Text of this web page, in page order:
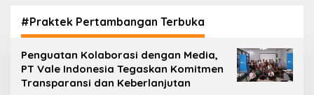
Keuangan Tetap
Terjaga
#Praktek Pertambangan Terbuka
Penguatan Kolaborasi dengan Media,
PT Vale Indonesia Tegaskan Komitmen
Transparansi dan Keberlanjutan